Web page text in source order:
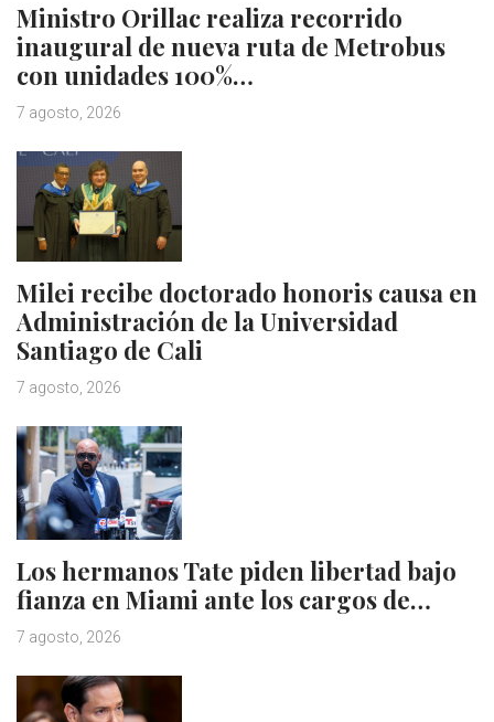
Ministro Orillac realiza recorrido
inaugural de nueva ruta de Metrobus
con unidades 100%…
7 agosto, 2026
Milei recibe doctorado honoris causa en
Administración de la Universidad
Santiago de Cali
7 agosto, 2026
Los hermanos Tate piden libertad bajo
fianza en Miami ante los cargos de…
7 agosto, 2026